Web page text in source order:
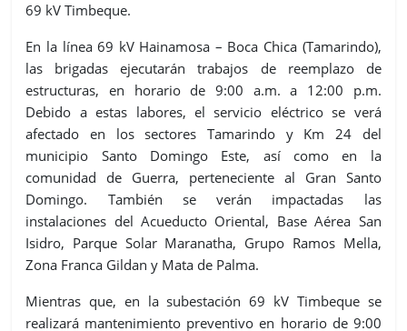
69 kV Timbeque.
En la línea 69 kV Hainamosa – Boca Chica (Tamarindo),
las brigadas ejecutarán trabajos de reemplazo de
estructuras, en horario de 9:00 a.m. a 12:00 p.m.
Debido a estas labores, el servicio eléctrico se verá
afectado en los sectores Tamarindo y Km 24 del
municipio Santo Domingo Este, así como en la
comunidad de Guerra, perteneciente al Gran Santo
Domingo. También se verán impactadas las
instalaciones del Acueducto Oriental, Base Aérea San
Isidro, Parque Solar Maranatha, Grupo Ramos Mella,
Zona Franca Gildan y Mata de Palma.
Mientras que, en la subestación 69 kV Timbeque se
realizará mantenimiento preventivo en horario de 9:00